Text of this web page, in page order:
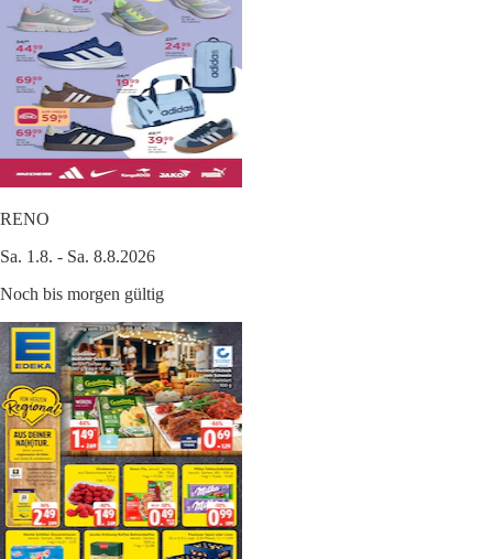
RENO
Sa. 1.8. - Sa. 8.8.2026
Noch bis morgen gültig